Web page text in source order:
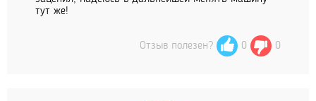
тут же!
Отзыв полезен? 0 0